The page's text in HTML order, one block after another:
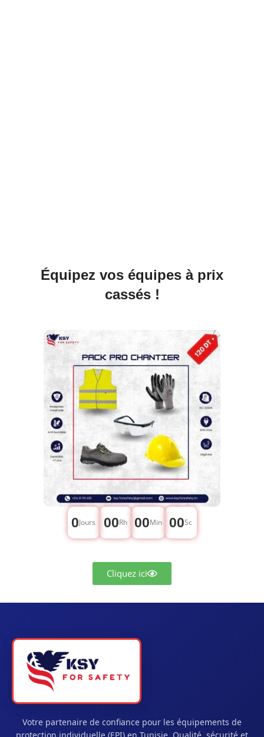
Équipez vos équipes à prix
cassés !
0Jours 00Rh 00Min 00Sc
Cliquez ici
Votre partenaire de confiance pour les équipements de